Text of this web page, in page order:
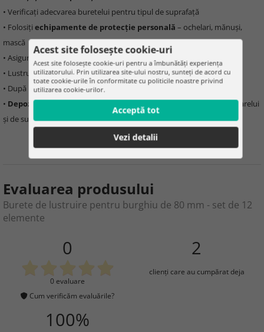
• Verificați adecvarea buretelui pentru tipul de suprafață
• Folosiți echipamente de protecție personală – ochelari, mănuși,
mască
• Asigurați-vă că buretele este fixat bine la bormașină
• Lustruți ușor,evitați presiunea excesivă
• După lustruire, curățați bureții de resturile de pastă și murdărie
• Depozitați într-un loc uscat și curat, ferit de lumina directă a soarelui
și de surse de căldură
Evaluarea produsului
Burete de lustruire pentru burghiu de 80 mm - set de 12
elemente
0
0 evaluare
Cum verificăm evaluările?
2
clienţi care au cumpărat deja
100%
Acest site folosește cookie-uri
Acest site folosește cookie-uri pentru a îmbunătăți experiența
utilizatorului. Prin utilizarea site-ului nostru, sunteți de acord cu
toate cookie-urile în conformitate cu politicile noastre privind
utilizarea cookie-urilor.
Acceptă tot
Vezi detalii